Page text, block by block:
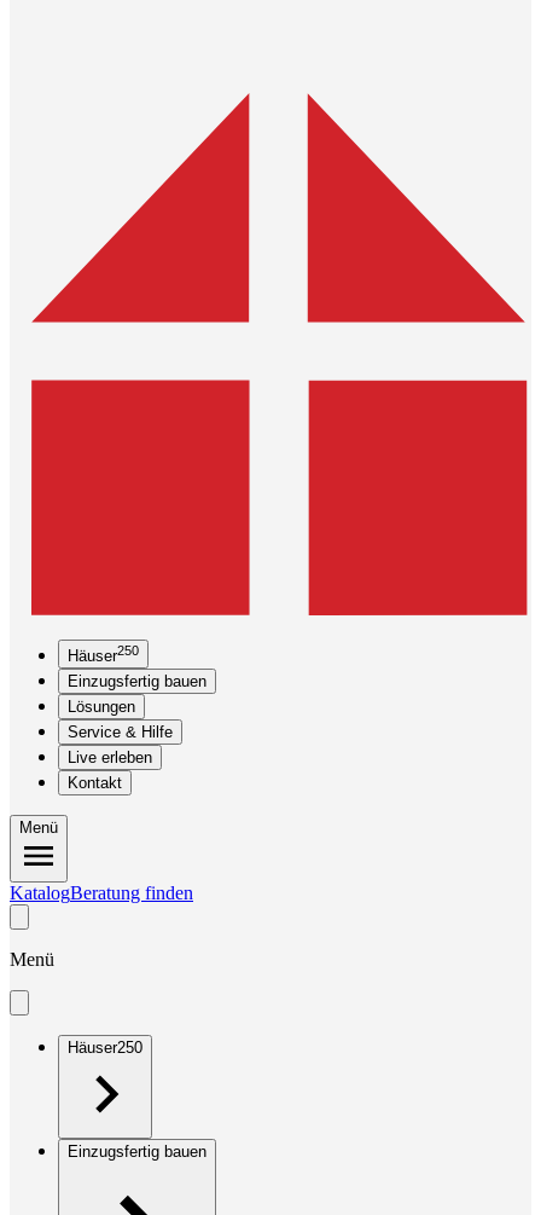
Häuser250
Einzugsfertig bauen
Lösungen
Service & Hilfe
Live erleben
Kontakt
Menü
KatalogBeratung finden
Menü
Häuser250
Einzugsfertig bauen